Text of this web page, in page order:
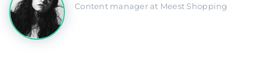
Content manager at Meest Shopping